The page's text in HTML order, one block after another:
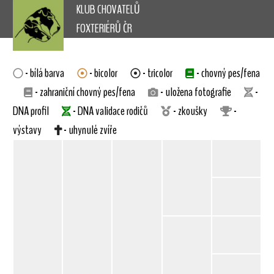
KLUB CHOVATELŮ
FOXTERIÉRŮ ČR
- bílá barva - bicolor - tricolor
- chovný pes/fena
- zahraniční chovný pes/fena
- uložena fotografie
-
DNA profil
- DNA validace rodičů - zkoušky
-
výstavy
- uhynulé zvíře